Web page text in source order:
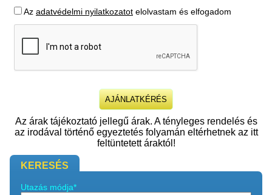
Az adatvédelmi nyilatkozatot elolvastam és elfogadom
Az árak tájékoztató jellegű árak. A tényleges rendelés és
az irodával történő egyeztetés folyamán eltérhetnek az itt
feltüntetett áraktól!
KERESÉS
Utazás módja*